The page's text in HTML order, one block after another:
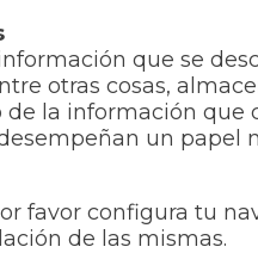
que se
otras cosas,
la información
un
favor configura tu
de las mismas.